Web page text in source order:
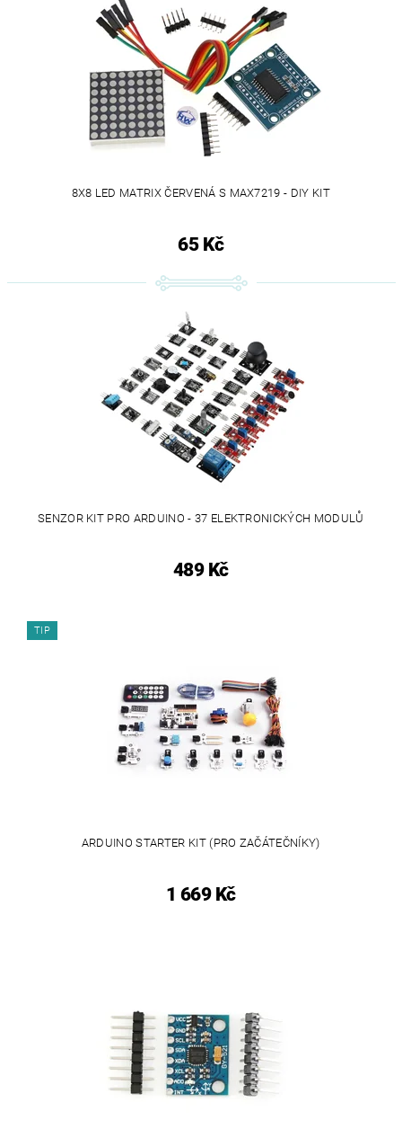
8X8 LED MATRIX ČERVENÁ S MAX7219 - DIY KIT
65 Kč
SENZOR KIT PRO ARDUINO - 37 ELEKTRONICKÝCH MODULŮ
489 Kč
TIP
ARDUINO STARTER KIT (PRO ZAČÁTEČNÍKY)
1 669 Kč